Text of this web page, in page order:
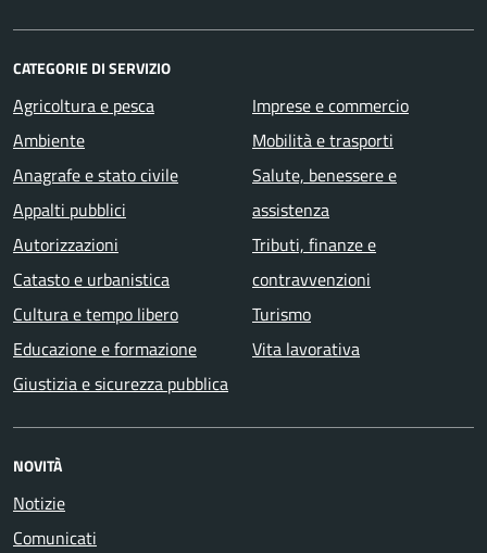
CATEGORIE DI SERVIZIO
Agricoltura e pesca
Ambiente
Anagrafe e stato civile
Appalti pubblici
Autorizzazioni
Catasto e urbanistica
Cultura e tempo libero
Educazione e formazione
Giustizia e sicurezza pubblica
Imprese e commercio
Mobilità e trasporti
Salute, benessere e
assistenza
Tributi, finanze e
contravvenzioni
Turismo
Vita lavorativa
NOVITÀ
Notizie
Comunicati